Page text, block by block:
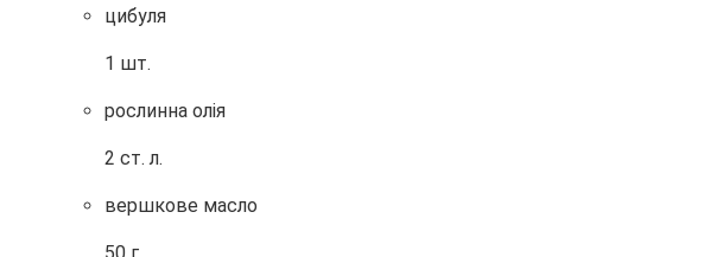
цибуля
1 шт.
рослинна олія
2 ст. л.
вершкове масло
50 г